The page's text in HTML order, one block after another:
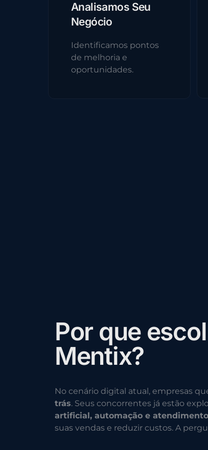
Analisamos Seu
Negócio
Identificamos pontos
de melhoria e
oportunidades.
Por que escol
Mentix?
No cenário digital atual, empresas
trás. Seus concorrentes já estão
artificial, automação e
suas vendas e reduzir custos. A